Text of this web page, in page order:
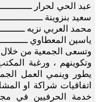
عبد الحي لحرار
سعيد بنزوينة
محمد العربي نزيه
ياسين المعطاوي
وتسعى الجمعية من خلال
وتكوينهم ، ورغبة
يطور وينمي العمل
اتفاقيات شراكة او
خدمة الحرفيين في